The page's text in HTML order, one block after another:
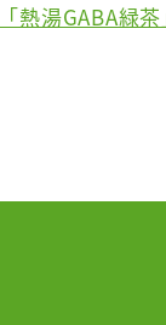
熱湯GABA緑